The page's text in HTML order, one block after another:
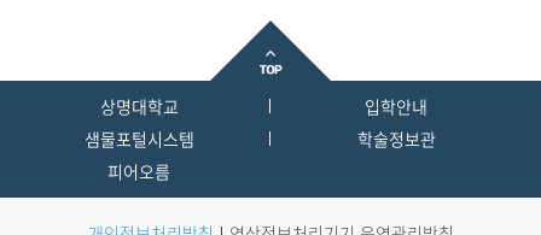
상명대학교
입학안내
샘물포털시스템
학술정보관
피어오름